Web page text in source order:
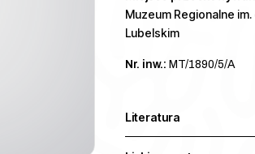
Muzeum Regionalne
Lubelskim
Nr. inw.: MT/1890/5/A
Literatura